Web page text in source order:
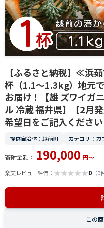
【ふるさと納税】≪浜
杯（1.1〜1.3kg）地元
お届け！【雄 ズワイガ
ル 冷蔵 福井県】【2月
希望日をご記入くださ
提供自治体：越前町 カテゴリ：カ
寄附金額： 190,000 円～
楽天レビュー評価： ★★★★★0 （0
この